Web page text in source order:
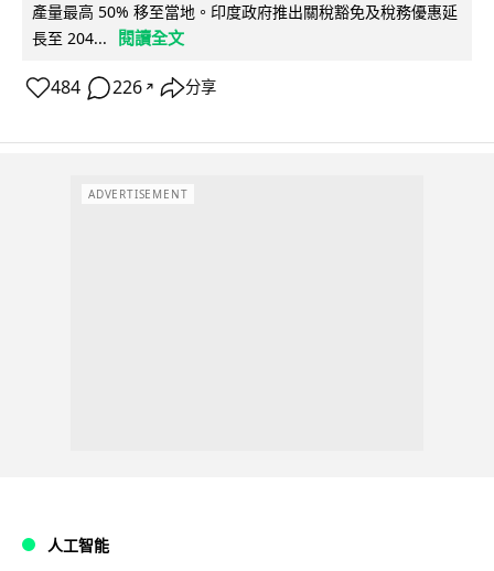
產量最高 50% 移至當地。印度政府推出關稅豁免及稅務優惠延
長至 204...
閱讀全文
484 226 ↗ 分享
ADVERTISEMENT
人工智能